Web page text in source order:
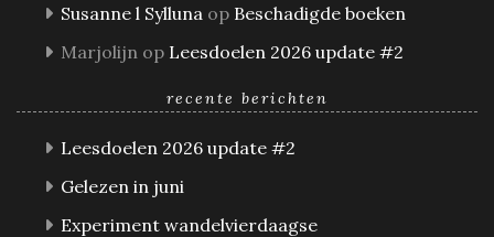
Susanne l Sylluna op Beschadigde boeken
Marjolijn op Leesdoelen 2026 update #2
recente berichten
Leesdoelen 2026 update #2
Gelezen in juni
Experiment wandelvierdaagse